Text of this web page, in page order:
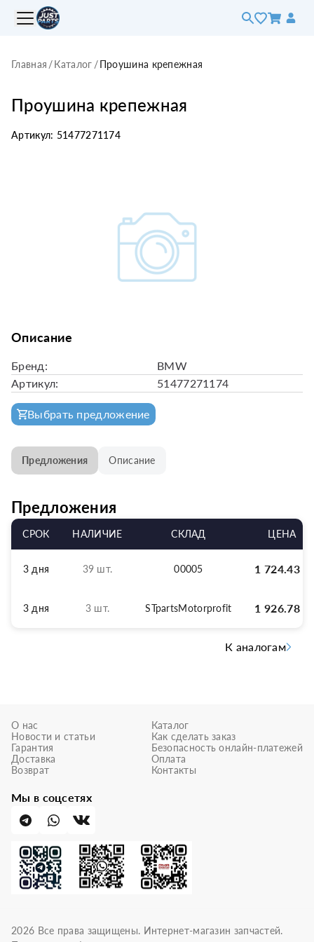
Главная /Каталог /Проушина крепежная
Проушина крепежная
Артикул: 51477271174
Описание
Бренд:
BMW
Артикул:
51477271174
Выбрать предложение
Предложения Описание
Предложения
СРОК НАЛИЧИЕ СКЛАД ЦЕНА
3 дня 39 шт. 00005 1 724.43р
3 дня 3 шт. STpartsMotorprofit 1 926.78р
К аналогам
О нас
Новости и статьи
Гарантия
Доставка
Возврат
Каталог
Как сделать заказ
Безопасность онлайн-платежей
Оплата
Контакты
Мы в соцсетях
2026 Все права защищены. Интернет-магазин запчастей.